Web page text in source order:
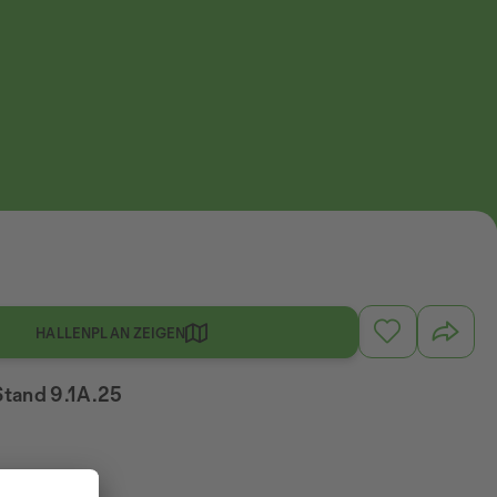
HALLENPLAN ZEIGEN
9.1A.25